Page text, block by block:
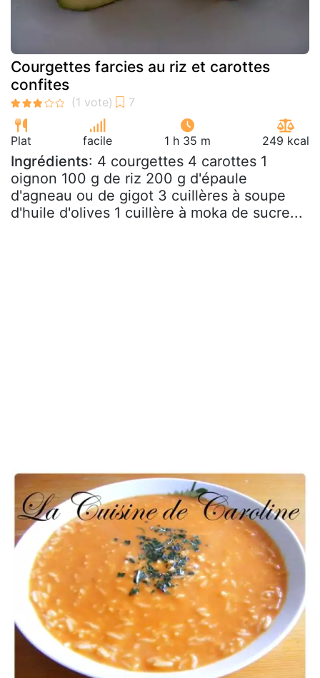
Courgettes farcies au riz et carottes
confites
Plat facile 1 h 35 m 249 kcal
Ingrédients: 4 courgettes 4 carottes 1
oignon 100 g de riz 200 g d'épaule
d'agneau ou de gigot 3 cuillères à soupe
d'huile d'olives 1 cuillère à moka de sucre...